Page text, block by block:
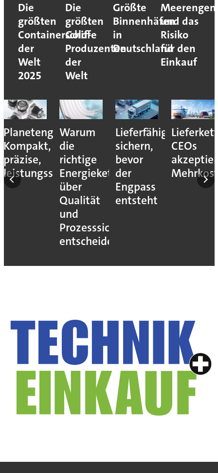
Die
größten
Containerschiffe
der
Welt
2025
Die
größten
Gold-
Produzenten
der
Welt
Größte
Binnenhäfen
in
Deutschland
Meerengen
und das
Risiko
für den
Einkauf
Planetengetriebe:
Kompakt,
präzise,
leistungsstark
Warum
die
richtige
Energiekette
über
Qualität
und
Prozesssicherheit
entscheidet
Lieferfähigkeit
sichern,
bevor
der
Engpass
entsteht
CEOs